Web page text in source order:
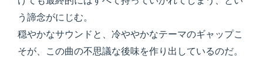
う諦念がにじむ。
穏やかなサウンドと、冷ややかなテーマのギャップこ
そが、この曲の不思議な後味を作り出しているのだ。